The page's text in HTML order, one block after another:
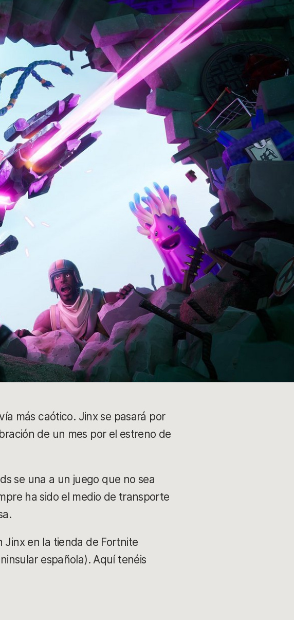
más caótico. Jinx se pasará por
de un mes por el estreno de
se una a un juego que no sea
ha sido el medio de transporte
Jinx en la tienda de Fortnite
española). Aquí tenéis